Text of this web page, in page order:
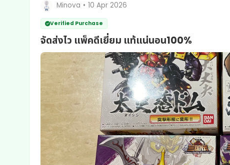
Minova • 10 Apr 2026
Verified Purchase
จัดส่งไว แพ็คดีเยี่ยม แท้แน่นอน100%